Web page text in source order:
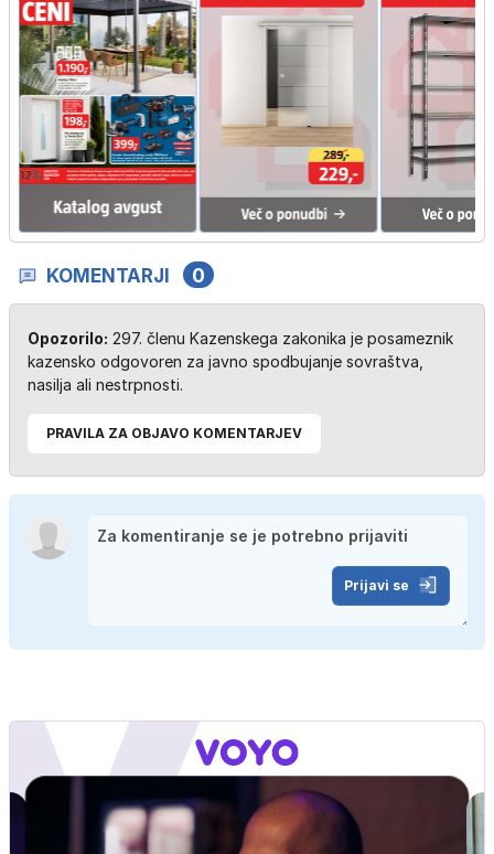
KOMENTARJI 0
Opozorilo: 297. členu Kazenskega zakonika je posameznik
kazensko odgovoren za javno spodbujanje sovraštva,
nasilja ali nestrpnosti.
PRAVILA ZA OBJAVO KOMENTARJEV
Prijavi se